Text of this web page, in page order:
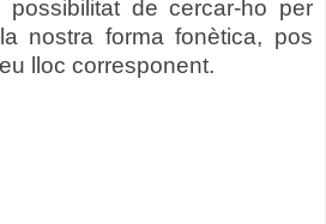
de cercar-ho per
nostra forma fonètica, pos
lloc corresponent.